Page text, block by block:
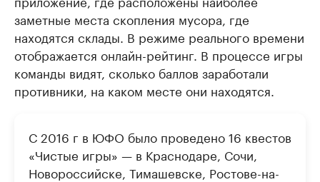
заметные места скопления мусора, где
находятся склады. В режиме реального времени
отображается онлайн-рейтинг. В процессе игры
команды видят, сколько баллов заработали
противники, на каком месте они находятся.
С 2016 г в ЮФО было проведено 16 квестов
«Чистые игры» — в Краснодаре, Сочи,
Новороссийске, Тимашевске, Ростове-на-